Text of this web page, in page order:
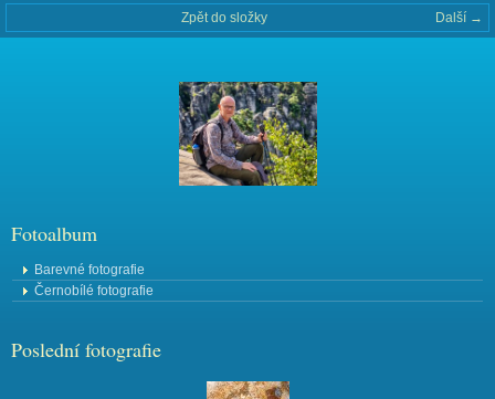
Další →
Zpět do složky
Fotoalbum
Barevné fotografie
Černobílé fotografie
Poslední fotografie